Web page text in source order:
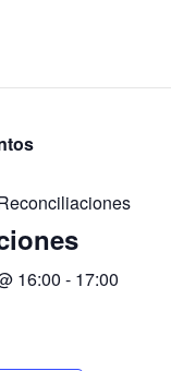
16:00 - 17:00